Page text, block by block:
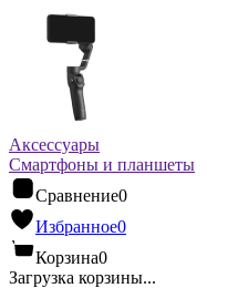
Аксессуары
Смартфоны и планшеты
Сравнение0
Избранное0
Корзина0
Загрузка корзины...